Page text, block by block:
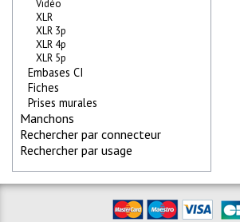
Vidéo
XLR
XLR 3p
XLR 4p
XLR 5p
Embases CI
Fiches
Prises murales
Manchons
Rechercher par connecteur
Rechercher par usage